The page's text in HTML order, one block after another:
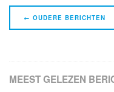
Navigatie
Berichten
← OUDERE BERICHTEN
MEEST GELEZEN